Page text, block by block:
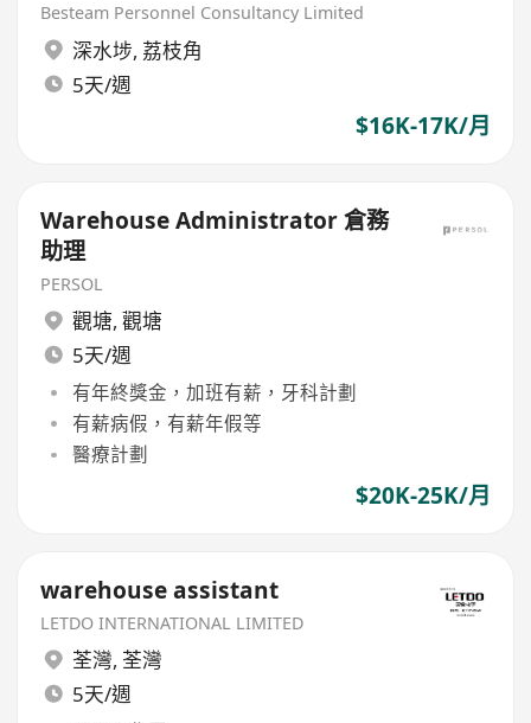
Besteam Personnel Consultancy Limited
深水埗, 荔枝角
5天/週
$16K-17K/月
Warehouse Administrator 倉務
助理
PERSOL
觀塘, 觀塘
5天/週
有年終獎金，加班有薪，牙科計劃
有薪病假，有薪年假等
醫療計劃
$20K-25K/月
warehouse assistant
LETDO INTERNATIONAL LIMITED
荃灣, 荃灣
5天/週